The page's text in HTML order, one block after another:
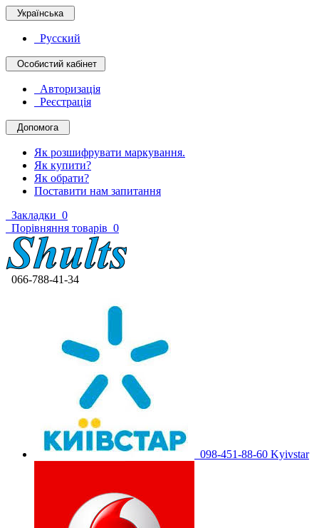
Українська
Русский
Особистий кабінет
Авторизація
Реєстрація
Допомога
Як розшифрувати маркування.
Як купити?
Як обрати?
Поставити нам запитання
Закладки 0
Порівняння товарів 0
066-788-41-34
098-451-88-60 Kyivstar